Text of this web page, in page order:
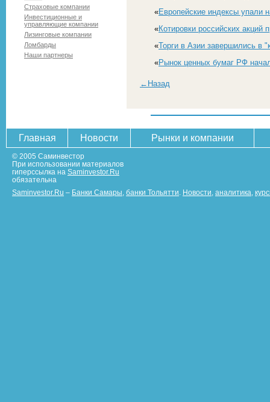
Страховые компании
Инвестиционные и
управляющие компании
Лизинговые компании
Ломбарды
Наши партнеры
«Европейские индексы упали
«Котировки российских акций
«Торги в Азии завершились в
«Рынок ценных бумаг РФ
←Назад
Главная Новости Рынки и компании
© 2005 Саминвестор
При использовании материалов
гиперссылка на Saminvestor.Ru
обязательна
Saminvestor.Ru – Банки Самары банки Тольятти Новости аналитика